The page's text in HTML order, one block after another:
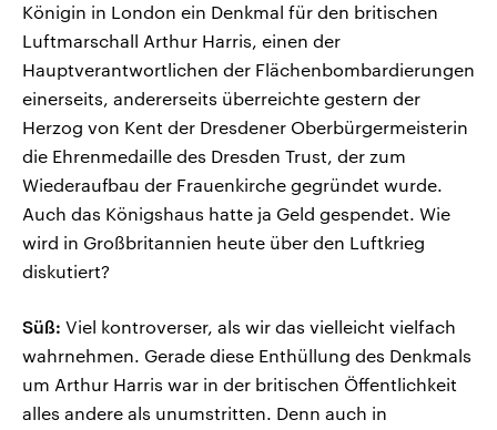
Königin in London ein Denkmal für den britischen
Luftmarschall Arthur Harris, einen der
Hauptverantwortlichen der Flächenbombardierungen
einerseits, andererseits überreichte gestern der
Herzog von Kent der Dresdener Oberbürgermeisterin
die Ehrenmedaille des Dresden Trust, der zum
Wiederaufbau der Frauenkirche gegründet wurde.
Auch das Königshaus hatte ja Geld gespendet. Wie
wird in Großbritannien heute über den Luftkrieg
diskutiert?
Süß: Viel kontroverser, als wir das vielleicht vielfach
wahrnehmen. Gerade diese Enthüllung des Denkmals
um Arthur Harris war in der britischen Öffentlichkeit
alles andere als unumstritten. Denn auch in